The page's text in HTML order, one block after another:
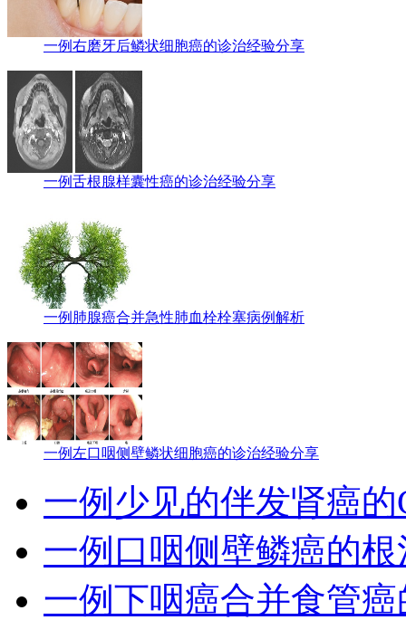
一例右磨牙后鳞状细胞癌的诊治经验分享
一例舌根腺样囊性癌的诊治经验分享
一例肺腺癌合并急性肺血栓栓塞病例解析
一例左口咽侧壁鳞状细胞癌的诊治经验分享
一例少见的伴发肾癌
一例口咽侧壁鳞癌的
一例下咽癌合并食管